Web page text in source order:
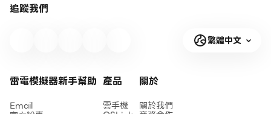
追蹤我們
繁體中文
雷電模擬器新手幫助
Email
產品
雲手機
關於
關於我們